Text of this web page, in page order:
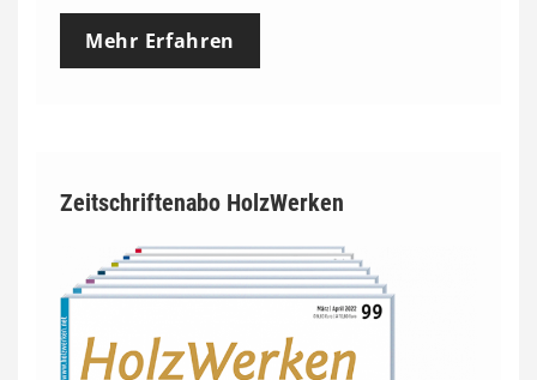
Mehr Erfahren
Zeitschriftenabo HolzWerken